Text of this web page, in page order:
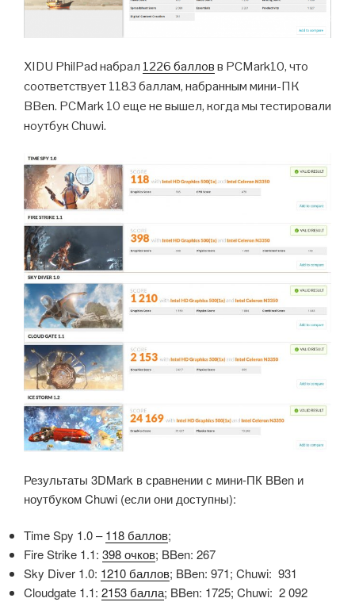
XIDU PhilPad набрал 1226 баллов в PCMark10, что
соответствует 1183 баллам, набранным мини-ПК
BBen. PCMark 10 еще не вышел, когда мы тестировали
ноутбук Chuwi.
Результаты 3DMark в сравнении с мини-ПК BBen и
ноутбуком Chuwi (если они доступны):
Time Spy 1.0 –118 баллов;
Fire Strike 1.1: 398 очков; BBen: 267
Sky Diver 1.0: 1210 баллов; BBen: 971; Chuwi: 931
Cloudgate 1.1: 2153 балла; BBen: 1725; Chuwi: 2 092